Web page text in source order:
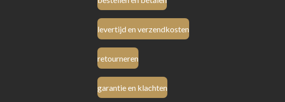
levertijd en verzendkosten
retourneren
garantie en klachten